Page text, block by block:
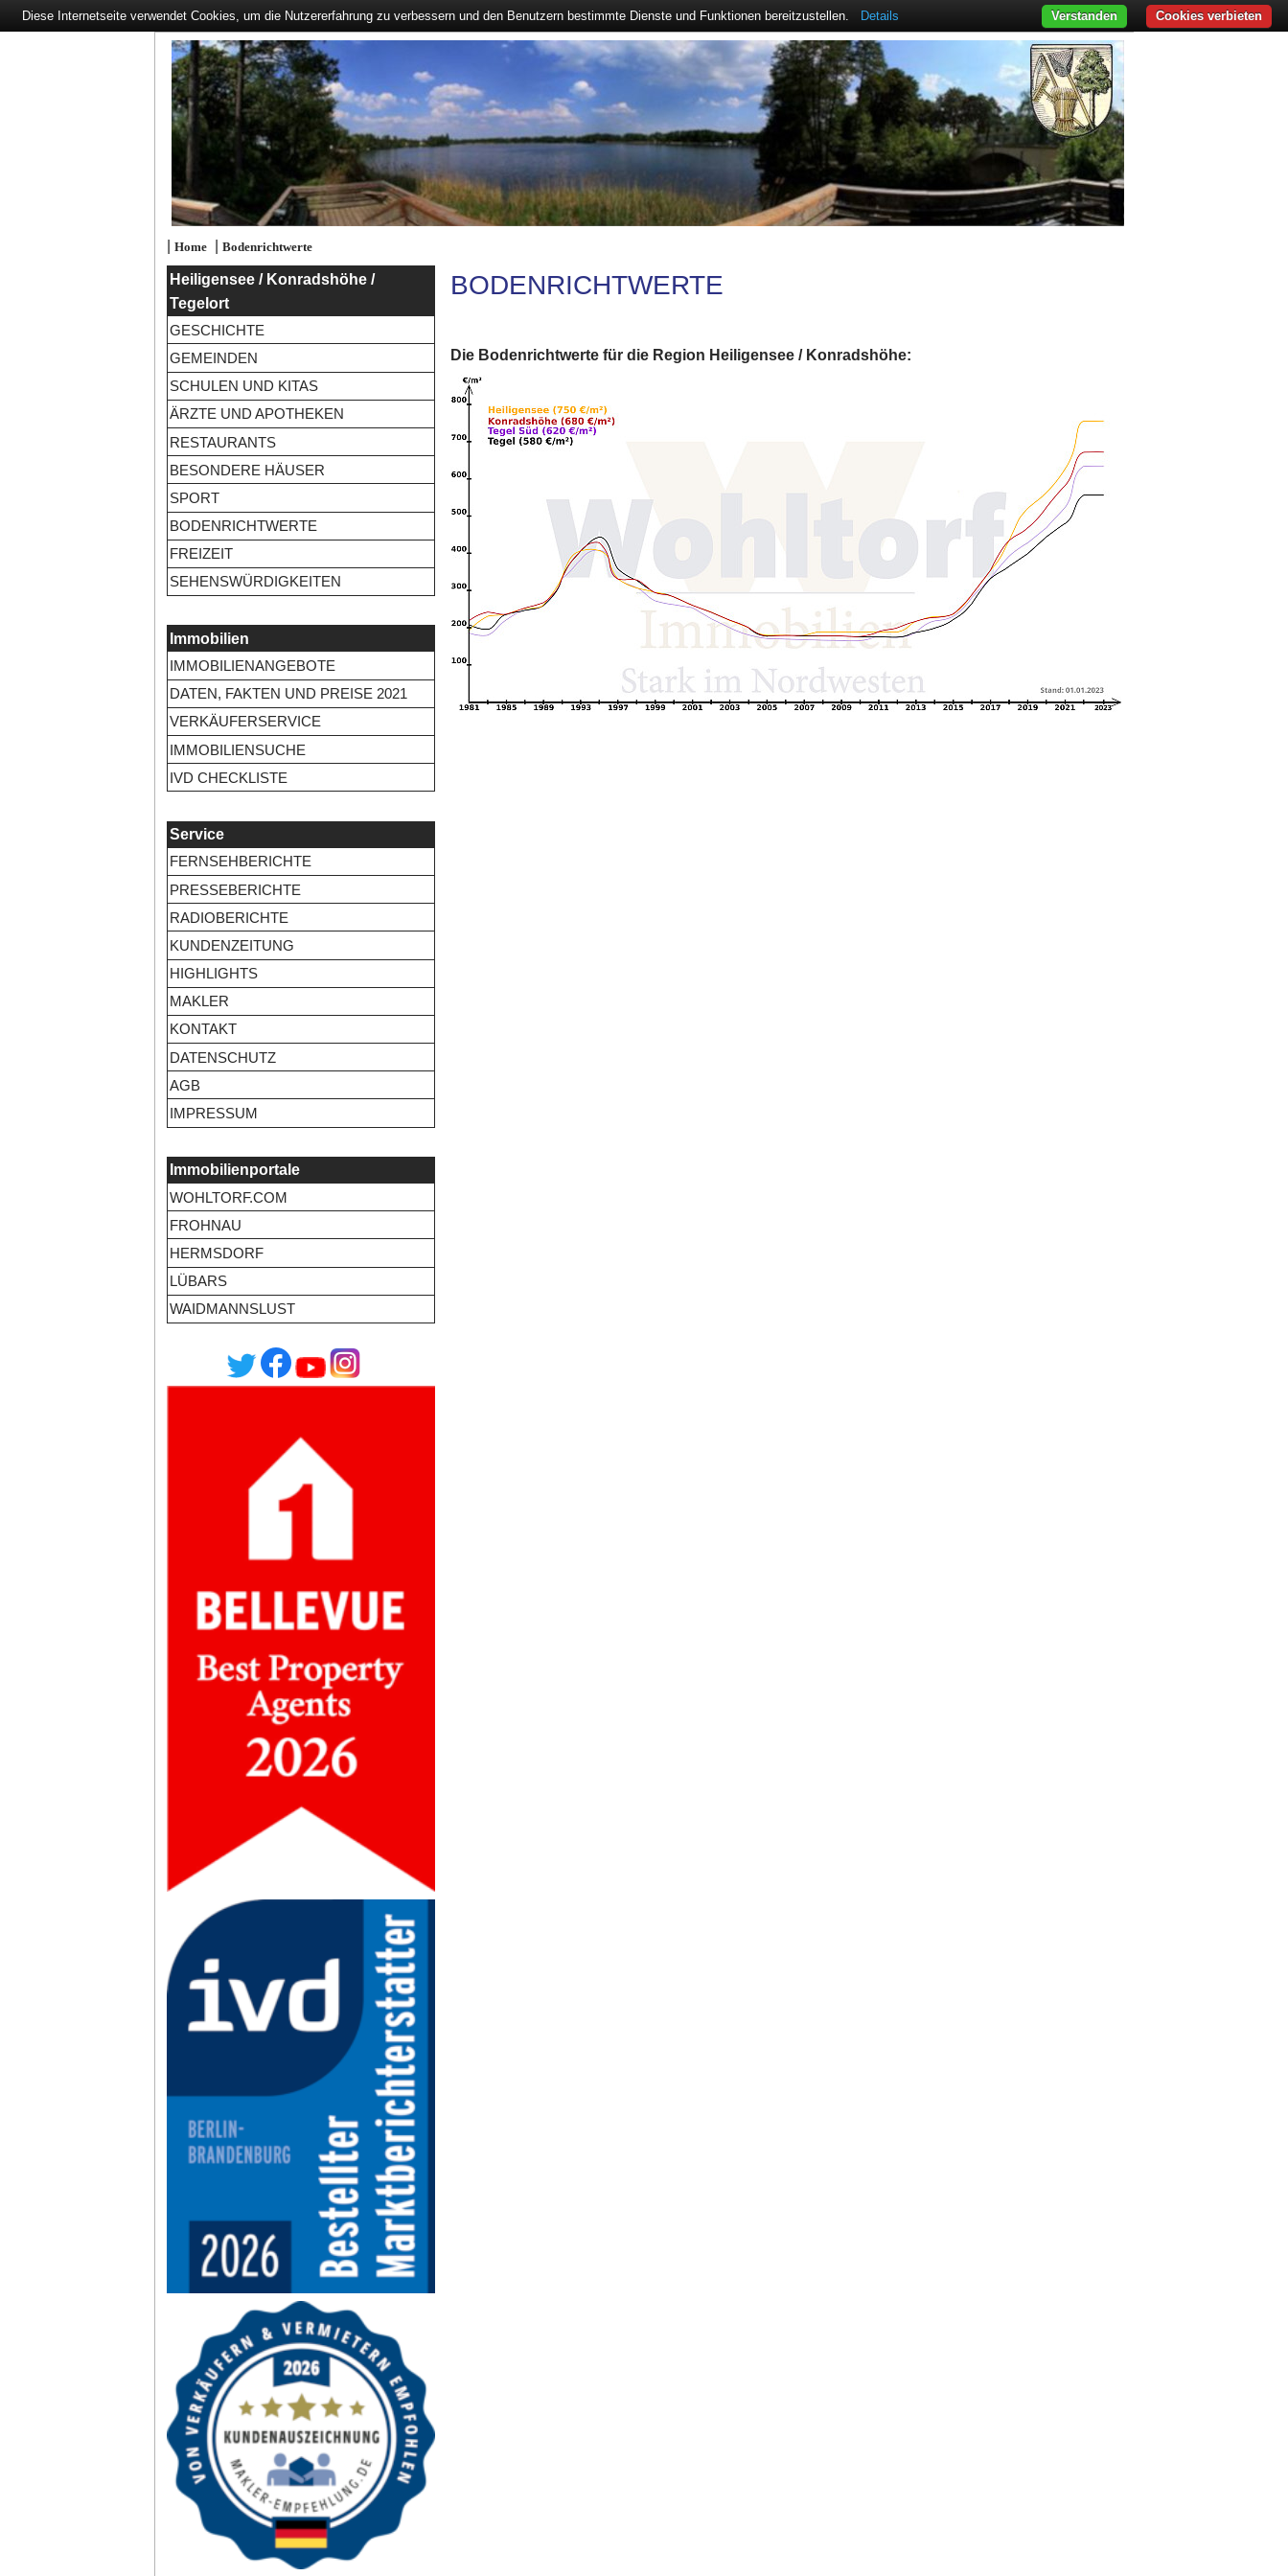
| Home| Bodenrichtwerte
Heiligensee / Konradshöhe /
Tegelort
GESCHICHTE
GEMEINDEN
SCHULEN UND KITAS
ÄRZTE UND APOTHEKEN
RESTAURANTS
BESONDERE HÄUSER
SPORT
BODENRICHTWERTE
FREIZEIT
SEHENSWÜRDIGKEITEN
Immobilien
IMMOBILIENANGEBOTE
DATEN, FAKTEN UND PREISE 2021
VERKÄUFERSERVICE
IMMOBILIENSUCHE
IVD CHECKLISTE
Service
FERNSEHBERICHTE
PRESSEBERICHTE
RADIOBERICHTE
KUNDENZEITUNG
HIGHLIGHTS
MAKLER
KONTAKT
DATENSCHUTZ
AGB
IMPRESSUM
Immobilienportale
WOHLTORF.COM
FROHNAU
HERMSDORF
LÜBARS
WAIDMANNSLUST
BODENRICHTWERTE
Die Bodenrichtwerte für die Region Heiligensee / Konradshöhe:
Diese Internetseite verwendet Cookies, um die Nutzererfahrung zu verbessern und den Benutzern bestimmte Dienste und Funktionen bereitzustellen. Details Cookies verbieten
Verstanden